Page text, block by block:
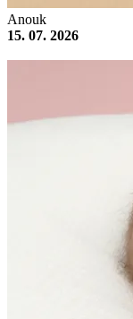
Anouk
15. 07. 2026